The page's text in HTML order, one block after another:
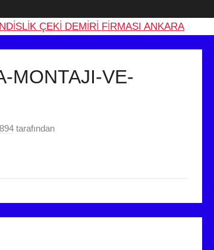
MONTAJI-VE-
tarafından